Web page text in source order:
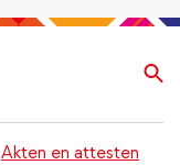
Akten en attesten